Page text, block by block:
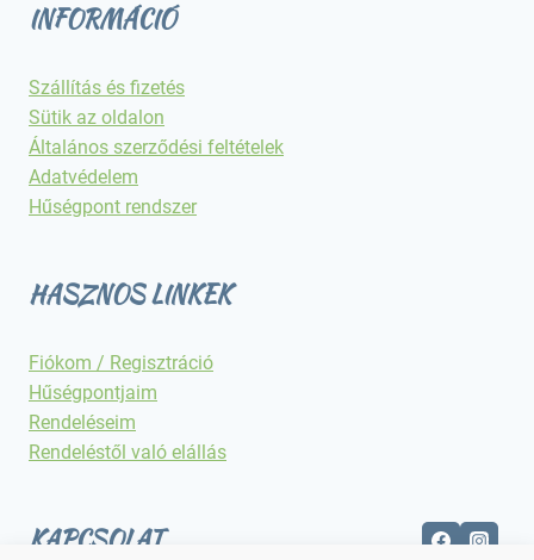
INFORMÁCIÓ
Szállítás és fizetés
Sütik az oldalon
Általános szerződési feltételek
Adatvédelem
Hűségpont rendszer
HASZNOS LINKEK
Fiókom / Regisztráció
Hűségpontjaim
Rendeléseim
Rendeléstől való elállás
KAPCSOLAT